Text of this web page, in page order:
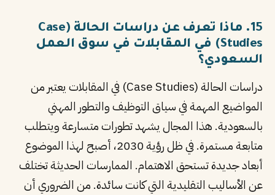
15. ماذا تعرف عن دراسات الحالة (Case
Studies) في المقابلات في سوق العمل
السعودي؟
دراسات الحالة (Case Studies) في المقابلات يعتبر من
المواضيع المهمة في سياق التوظيف والتطور المهني
بالسعودية. هذا المجال يشهد تطورات متسارعة ويتطلب
متابعة مستمرة. في ظل رؤية 2030، أصبح لهذا الموضوع
أبعاد جديدة تستحق الاهتمام. الممارسات الحديثة تختلف
عن الأساليب التقليدية التي كانت سائدة. من الضروري أن